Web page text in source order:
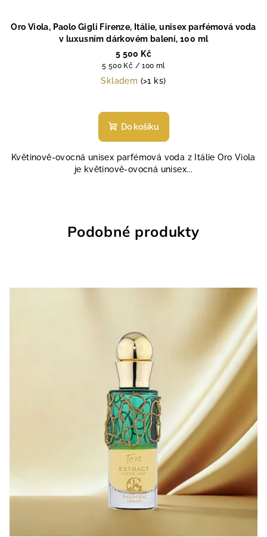
Oro Viola, Paolo Gigli Firenze, Itálie, unisex parfémová voda
v luxusním dárkovém balení, 100 ml
5 500 Kč
Měrná
cena:
5 500 Kč / 100 ml
Skladem (>1 ks)
Do košíku
Květinově-ovocná unisex parfémová voda z Itálie Oro Viola
je květinově-ovocná unisex...
Podobné produkty